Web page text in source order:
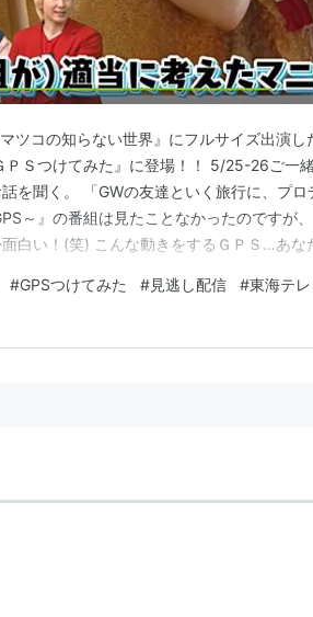
ツコの知らない世界』にフルサイズ出演し
Ｓつけてみた』に登場！！ 5/25-26ご一
を聞く。 「GWの友達といく旅行に、プ
～』の番組は見たことなかったのですが
白い！(笑) こんな動きをするＧＰＳ…あな
闘牛の実況中継ナレーター） (2)渋谷の宇
…
#GPSつけてみた #見逃し配信 #東海テ